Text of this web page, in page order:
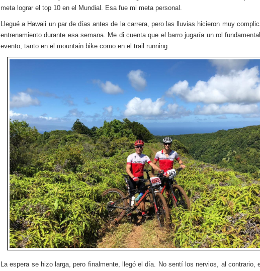
meta lograr el top 10 en el Mundial. Esa fue mi meta personal.
Llegué a Hawaii un par de días antes de la carrera, pero las lluvias hicieron muy
entrenamiento durante esa semana. Me di cuenta que el barro jugaría un rol
evento, tanto en el mountain bike como en el trail running.
La espera se hizo larga, pero finalmente, llegó el día. No sentí los nervios, al contrario,